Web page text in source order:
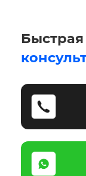
Быстрая